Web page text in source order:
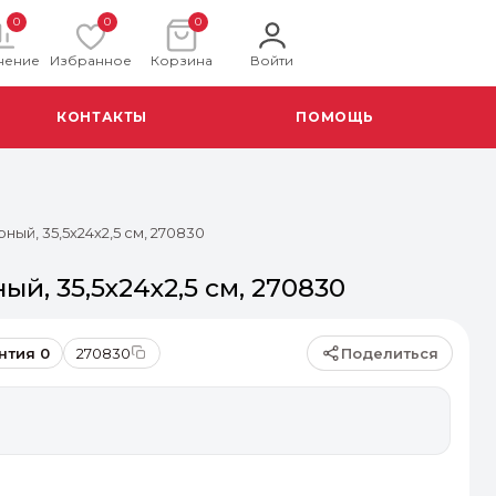
0 0
Избранное
0
Корзина Войти
КОНТАКТЫ ПОМОЩЬ
35,5х24х2,5 см, 270830
35,5х24х2,5 см, 270830
Поделиться
0 270830